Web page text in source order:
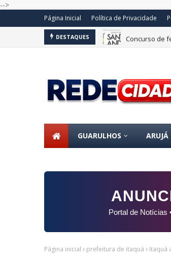
-->
Página Inicial Política de Privacidade
DESTAQUES Concurso de
GUARULHOS ARUJÁ
Portal de Notícias
Página inicial prefeitura de itaquá Itaquá